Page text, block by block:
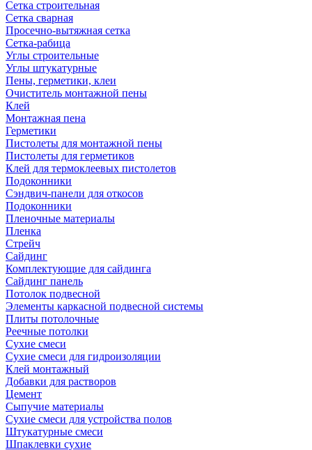
Сетка строительная
Сетка сварная
Просечно-вытяжная сетка
Сетка-рабица
Углы строительные
Углы штукатурные
Пены, герметики, клеи
Очиститель монтажной пены
Клей
Монтажная пена
Герметики
Пистолеты для монтажной пены
Пистолеты для герметиков
Клей для термоклеевых пистолетов
Подоконники
Сэндвич-панели для откосов
Подоконники
Пленочные материалы
Пленка
Стрейч
Сайдинг
Комплектующие для сайдинга
Сайдинг панель
Потолок подвесной
Элементы каркасной подвесной системы
Плиты потолочные
Реечные потолки
Сухие смеси
Сухие смеси для гидроизоляции
Клей монтажный
Добавки для растворов
Цемент
Сыпучие материалы
Сухие смеси для устройства полов
Штукатурные смеси
Шпаклевки сухие